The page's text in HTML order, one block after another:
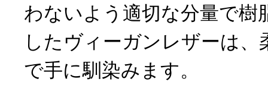
わないよう適切な分量で樹
したヴィーガンレザーは、
で手に馴染みます。